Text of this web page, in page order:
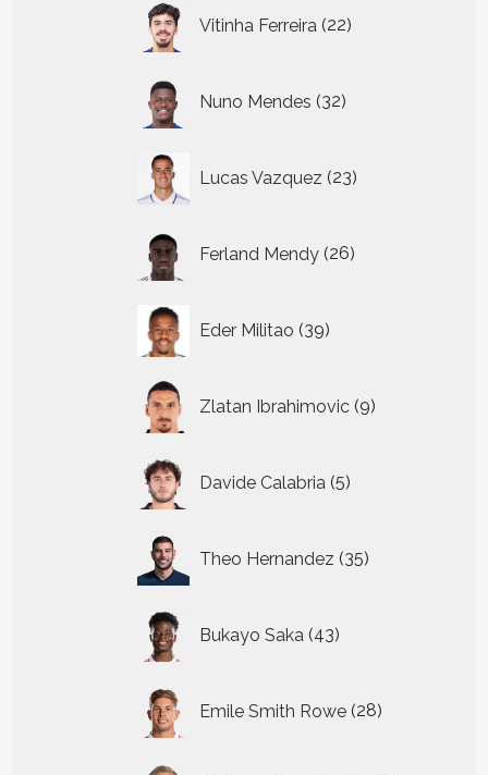
Vitinha Ferreira 22
producten
Nuno Mendes 32
producten
Lucas Vazquez 23
producten
Ferland Mendy 26
producten
Eder Militao 39
producten
Zlatan Ibrahimovic 9
producten
Davide Calabria 5
producten
Theo Hernandez 35
producten
Bukayo Saka 43
producten
Emile Smith Rowe 28
producten